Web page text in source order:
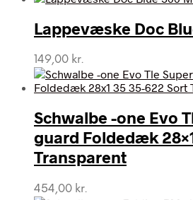
Lappevæske Doc
149,00 kr.
Schwalbe -one Evo
guard Foldedæk
Transparent
454,00 kr.